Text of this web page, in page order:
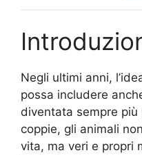
Negli ultimi anni,
possa includere
diventata sempre più
coppie, gli animali
vita, ma veri e propri